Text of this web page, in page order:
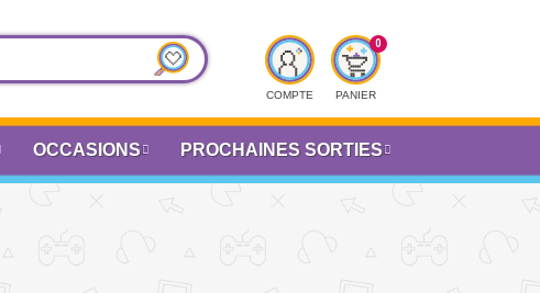
COMPTE PANIER
OCCASIONS PROCHAINES SORTIES